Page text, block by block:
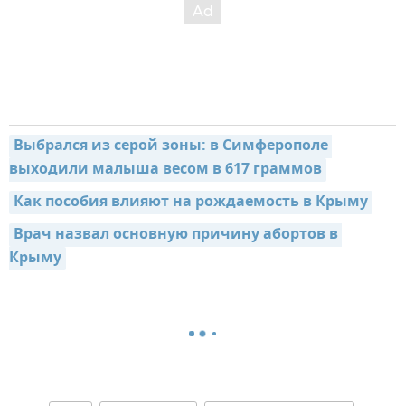
Выбрался из серой зоны: в Симферополе
выходили малыша весом в 617 граммов
Как пособия влияют на рождаемость в Крыму
Врач назвал основную причину абортов в
Крыму